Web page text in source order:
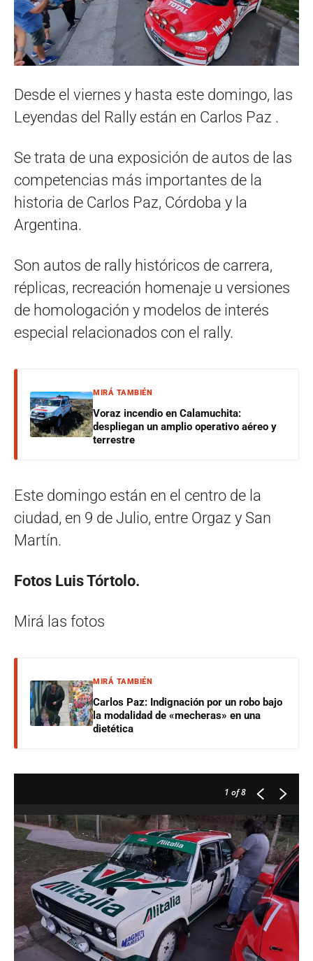
Desde el viernes y hasta este domingo, las
Leyendas del Rally están en Carlos Paz .
Se trata de una exposición de autos de las
competencias más importantes de la
historia de Carlos Paz, Córdoba y la
Argentina.
Son autos de rally históricos de carrera,
réplicas, recreación homenaje u versiones
de homologación y modelos de interés
especial relacionados con el rally.
MIRÁ TAMBIÉN
Voraz incendio en Calamuchita:
despliegan un amplio operativo aéreo y
terrestre
Este domingo están en el centro de la
ciudad, en 9 de Julio, entre Orgaz y San
Martín.
Fotos Luis Tórtolo.
Mirá las fotos
MIRÁ TAMBIÉN
Carlos Paz: Indignación por un robo bajo
la modalidad de «mecheras» en una
dietética
1 of 8